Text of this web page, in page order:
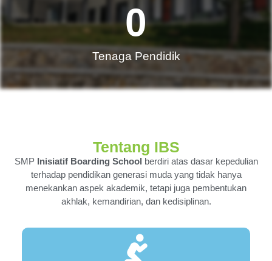
0
Tenaga Pendidik
Tentang IBS
SMP Inisiatif Boarding School berdiri atas dasar kepedulian
terhadap pendidikan generasi muda yang tidak hanya
menekankan aspek akademik, tetapi juga pembentukan
akhlak, kemandirian, dan kedisiplinan.